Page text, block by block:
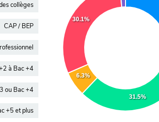
collèges
CAP / BEP
à Bac +4
ou Bac +4
+5 et plus
31.5%
6.3%
30.1%